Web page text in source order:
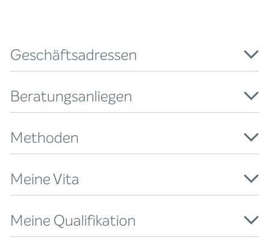
Geschäftsadressen
Beratungsanliegen
Methoden
Meine Vita
Meine Qualifikation